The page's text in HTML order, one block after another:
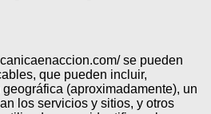
se pueden
que pueden incluir,
(aproximadamente), un
los servicios y sitios, y otros